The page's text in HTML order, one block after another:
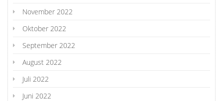
November 2022
Oktober 2022
September 2022
August 2022
Juli 2022
Juni 2022